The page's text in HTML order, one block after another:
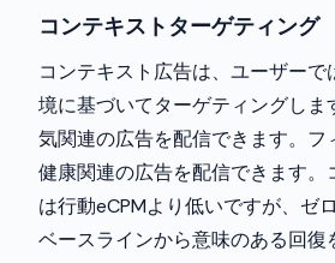
コンテキストターゲティング
コンテキスト広告は、ユーザーで
境に基づいてターゲティングしま
気関連の広告を配信できます。フ
健康関連の広告を配信できます。
は行動eCPMより低いですが、ゼ
ベースラインから意味のある回復